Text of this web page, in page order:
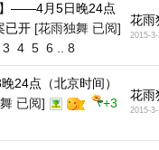
】——4月5日晚24点
已开 [花雨独舞 已阅]
3 4 5 6 8
花雨
2015-
24点（北京时间）
已阅]
+3
花雨
2015-